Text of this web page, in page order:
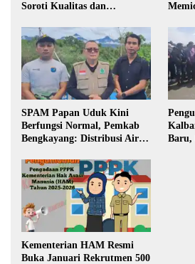
Soroti Kualitas dan
Pembangunan
SPAM Papan Uduk Kini
Berfungsi Normal, Pemkab
Bengkayang: Distribusi Air
Warga
Baru,
Kementerian HAM Resmi
Buka Januari Rekrutmen 500